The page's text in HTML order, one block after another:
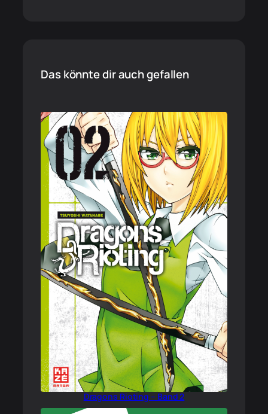
Das könnte dir auch gefallen
Dragons Rioting – Band 2